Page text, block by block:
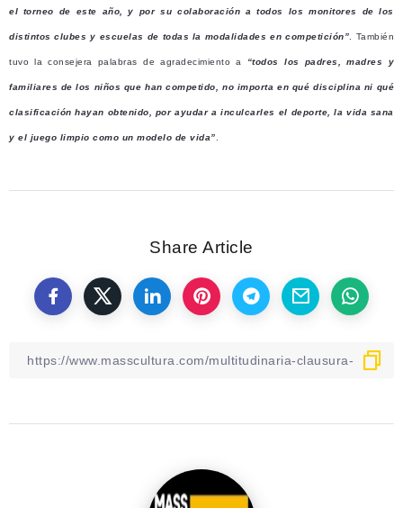
el torneo de este año, y por su colaboración a todos los monitores de los
distintos clubes y escuelas de todas la modalidades en competición” . También
tuvo la consejera palabras de agradecimiento a “todos los padres, madres y
familiares de los niños que han competido, no importa en qué disciplina ni qué
clasificación hayan obtenido, por ayudar a inculcarles el deporte, la vida sana
y el juego limpio como un modelo de vida”
Share Article